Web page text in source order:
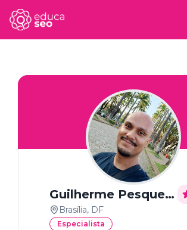
Guilherme Pesqueira Soares
Brasília, DF
Especialista